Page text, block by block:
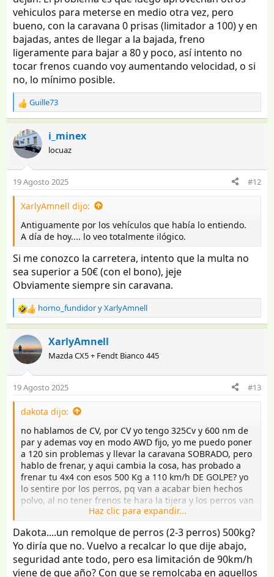
vehiculos para meterse en medio otra vez, pero
bueno, con la caravana 0 prisas (limitador a 100) y en
bajadas, antes de llegar a la bajada, freno
ligeramente para bajar a 80 y poco, así intento no
tocar frenos cuando voy aumentando velocidad, o si
no, lo mínimo posible.
R
e
a
c
c
o
n
e
s
Guille73
i_minex
locuaz
19 Agosto 2025 #12
XarlyAmnell dijo:
Antiguamente por los vehículos que había lo entiendo.
A día de hoy.... lo veo totalmente ilógico.
Si me conozco la carretera, intento que la multa no
sea superior a 50€ (con el bono), jeje
Obviamente siempre sin caravana.
R
e
a
c
c
o
n
e
s
horno_fundidoryXarlyAmnell
XarlyAmnell
Mazda CX5 + Fendt Bianco 445
19 Agosto 2025 #13
dakota dijo:
no hablamos de CV, por CV yo tengo 325Cv y 600 nm de
par y ademas voy en modo AWD fijo, yo me puedo poner
a 120 sin problemas y llevar la caravana SOBRADO, pero
hablo de frenar, y aqui cambia la cosa, has probado a
frenar tu 4x4 con esos 500 Kg a 110 km/h DE GOLPE? yo
lo sentire por los perros, pq van a acabar bien hechos
polvo, al no tener frenos te hara la tijera y los perros van
a tener un meneo que tela...
y si te sentiras muy seguro, pero volvemos a lo mismo,
950 Kg que van a empujarte el coche a pesar de que
lleve su freno de inercia, eso hara que la frenada sea
mas complicada y larga, y eso es otra cosa, la gente no
respeta la distancia, a 120 un coche normal necesitara
Haz clic para expandir...
Dakota....un remolque de perros (2-3 perros) 500kg?
Yo diría que no. Vuelvo a recalcar lo que dije abajo,
seguridad ante todo, pero esa limitación de 90km/h
viene de que año? Con que se remolcaba en aquellos